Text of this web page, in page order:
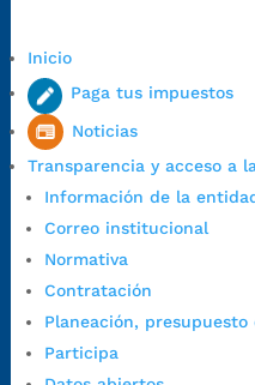
Inicio
Paga tus impuestos
Noticias
Transparencia y acceso a
Información de la
Correo institucional
Normativa
Contratación
Planeación,
Participa
Colombia
Código Postal:
680006. Código
Horario de Atención:
1:00 p.m. a 5:30 p.m. / viernes
7:00 a.m. a 5:00 p.m., con 30
Horario de Atención CAME
Lunes a jueves: 7:00 a.m. a
Viernes: 7:00 a.m. a 5:00
30 minutos de descanso al
Horario de Atención CAME
Dirección:Carrera 12 #16N-84